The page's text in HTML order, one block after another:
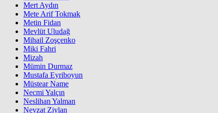
Mert Aydın
Mete Arif Tokmak
Metin Fidan
Mevlüt Uludağ
Mihail Zoşçenko
Miki Fahri
Mizah
Mümin Durmaz
Mustafa Eyriboyun
Müstear Name
Necmi Yalçın
Neslihan Yalman
Nevzat Ziylan